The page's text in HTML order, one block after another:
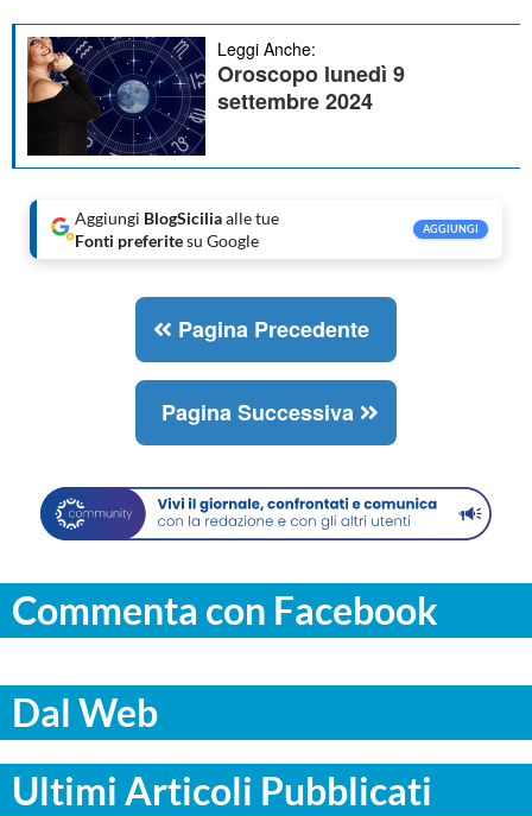
Leggi Anche:
Oroscopo lunedì 9
settembre 2024
Aggiungi BlogSiciliaalle tue
Fonti preferitesu Google
AGGIUNGI
Pagina Precedente
Pagina Successiva
Commenta con Facebook
Dal Web
Ultimi Articoli Pubblicati